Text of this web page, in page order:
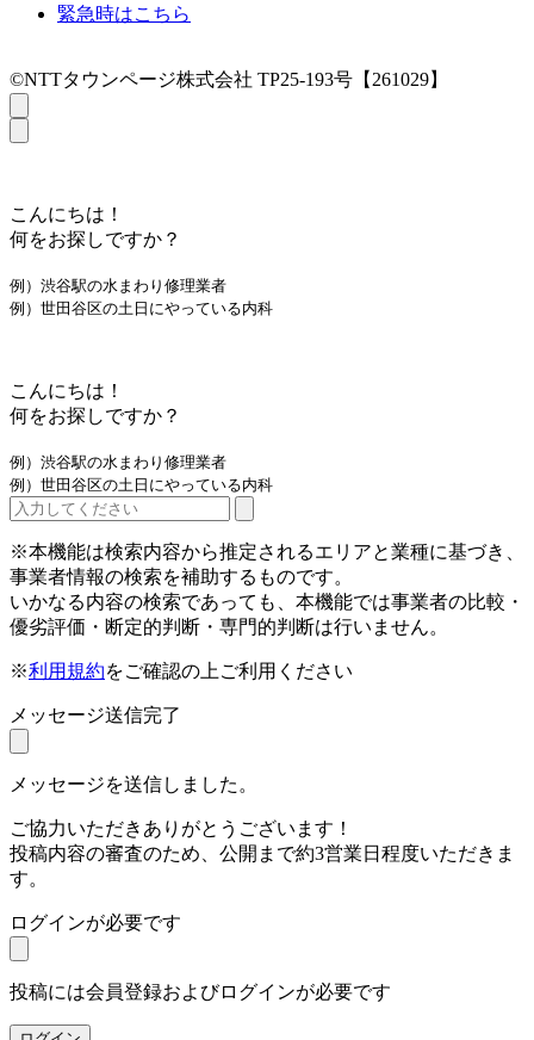
緊急時はこちら
©NTTタウンページ株式会社 TP25-193号【261029】
こんにちは！
何をお探しですか？
例）渋谷駅の水まわり修理業者
例）世田谷区の土日にやっている内科
こんにちは！
何をお探しですか？
例）渋谷駅の水まわり修理業者
例）世田谷区の土日にやっている内科
※本機能は検索内容から推定されるエリアと業種に基づき、
事業者情報の検索を補助するものです。
いかなる内容の検索であっても、本機能では事業者の比較・
優劣評価・断定的判断・専門的判断は行いません。
※利用規約をご確認の上ご利用ください
メッセージ送信完了
メッセージを送信しました。
ご協力いただきありがとうございます！
投稿内容の審査のため、公開まで約3営業日程度いただきま
す。
ログインが必要です
投稿には会員登録およびログインが必要です